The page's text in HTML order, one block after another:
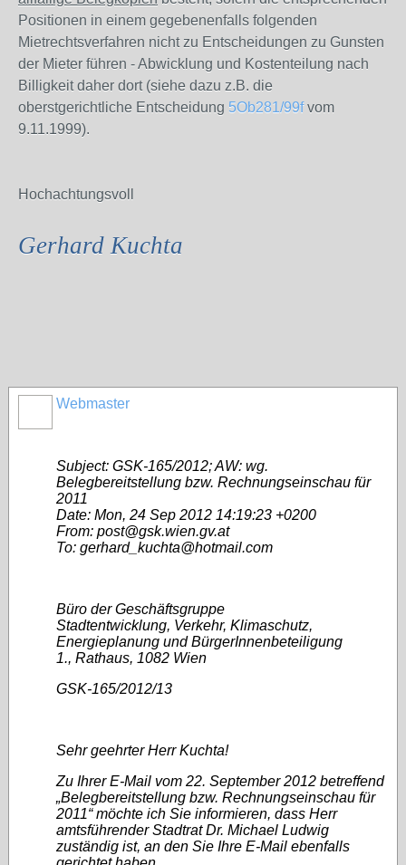
Positionen in einem gegebenenfalls folgenden
Mietrechtsverfahren nicht zu Entscheidungen zu Gunsten
der Mieter führen - Abwicklung und Kostenteilung nach
Billigkeit daher dort (siehe dazu z.B. die
oberstgerichtliche Entscheidung 5Ob281/99f vom
9.11.1999).
Hochachtungsvoll
Gerhard Kuchta
Webmaster
Subject: GSK-165/2012; AW: wg.
Belegbereitstellung bzw. Rechnungseinschau für
2011
Date: Mon, 24 Sep 2012 14:19:23 +0200
From: post@gsk.wien.gv.at
To: gerhard_kuchta@hotmail.com
Büro der Geschäftsgruppe
Stadtentwicklung, Verkehr, Klimaschutz,
Energieplanung und BürgerInnenbeteiligung
1., Rathaus, 1082 Wien
GSK-165/2012/13
Sehr geehrter Herr Kuchta!
Zu Ihrer E-Mail vom 22. September 2012 betreffend
„Belegbereitstellung bzw. Rechnungseinschau für
2011“ möchte ich Sie informieren, dass Herr
amtsführender Stadtrat Dr. Michael Ludwig
zuständig ist, an den Sie Ihre E-Mail ebenfalls